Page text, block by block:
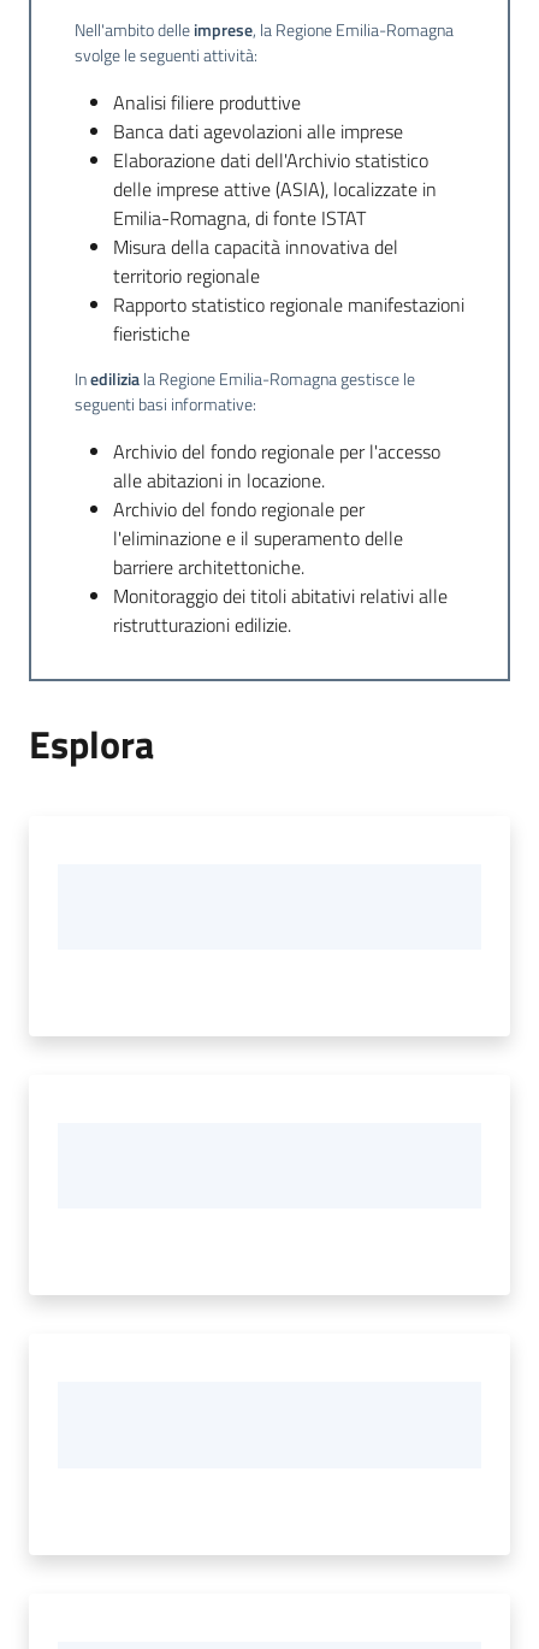
Nell'ambito delleimprese, la Regione Emilia-Romagna
svolge le seguenti attività:
Analisi filiere produttive
Banca dati agevolazioni alle imprese
Elaborazione dati dell'Archivio statistico
delle imprese attive (ASIA), localizzate in
Emilia-Romagna, di fonte ISTAT
Misura della capacità innovativa del
territorio regionale
Rapporto statistico regionale manifestazioni
fieristiche
Inediliziala Regione Emilia-Romagna gestisce le
seguenti basi informative:
Archivio del fondo regionale per l'accesso
alle abitazioni in locazione.
Archivio del fondo regionale per
l'eliminazione e il superamento delle
barriere architettoniche.
Monitoraggio dei titoli abitativi relativi alle
ristrutturazioni edilizie.
Esplora